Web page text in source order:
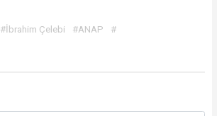
#İbrahim Çelebi #ANAP #